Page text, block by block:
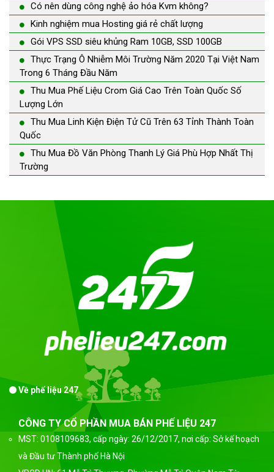
Có nên dùng công nghệ ảo hóa Kvm không?
Kinh nghiệm mua Hosting giá rẻ chất lượng
Gói VPS SSD siêu khủng Ram 10GB, SSD 100GB
Thực Trạng Ô Nhiễm Môi Trường Năm 2020 Tại Việt Nam
Trong 6 Tháng Đầu Năm
Thu Mua Phế Liệu Crom Giá Cao Trên Toàn Quốc Số
Lượng Lớn
Thu Mua Linh Kiện Điện Tử Cũ Trên 63 Tỉnh Thành Toàn
Quốc
Thu Mua Đồ Văn Phòng Thanh Lý Giá Phù Hợp Nhất Thị
Trường
Về phế liệu 247
CÔNG TY CỔ PHẦN MUA BÁN PHẾ LIỆU 247
MST: 0108109683, cấp ngày: 26/12/2017, nơi cấp: Sở kế hoạch
và Đầu tư Thành phố Hà Nội